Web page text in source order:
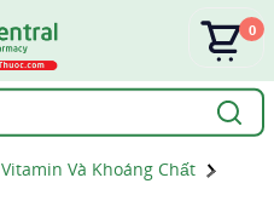
0
Vitamin Và Khoáng Chất